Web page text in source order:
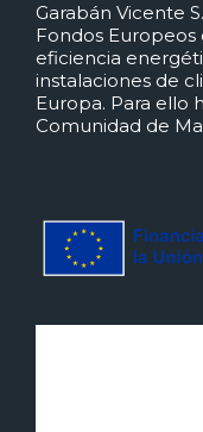
Garabán Vicente
Fondos Europeos
eficiencia
instalaciones de
Europa. Para ello
Comunidad de